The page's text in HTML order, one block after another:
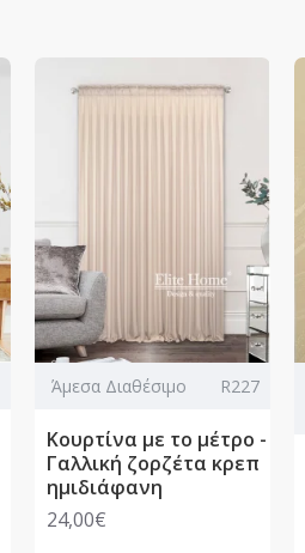
Άμεσα Διαθέσιμο R227
Κουρτίνα με το μέτρο -
Γαλλική ζορζέτα κρεπ
ημιδιάφανη
24,00€